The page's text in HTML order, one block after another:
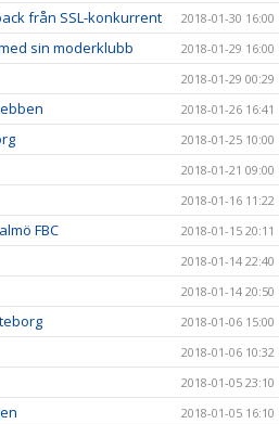
från SSL-konkurrent 2018-01-30 16:00
sin moderklubb 2018-01-29 16:00
2018-01-29 00:29
2018-01-26 16:41
2018-01-25 10:00
2018-01-21 09:00
2018-01-16 11:22
FBC 2018-01-15 20:11
2018-01-14 22:40
2018-01-14 20:50
2018-01-06 15:00
2018-01-06 10:32
2018-01-05 23:10
2018-01-05 16:10